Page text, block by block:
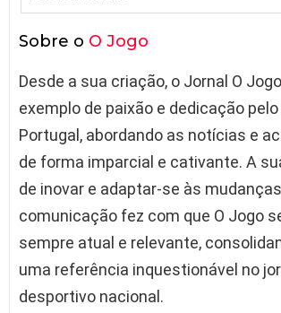
Sobre o O Jogo
Desde a sua criação, o Jornal O
exemplo de paixão e dedicação
Portugal, abordando as notícias e
de forma imparcial e cativante. A
de inovar e adaptar-se às
comunicação fez com que O Jogo
sempre atual e relevante,
uma referência inquestionável no
desportivo nacional.